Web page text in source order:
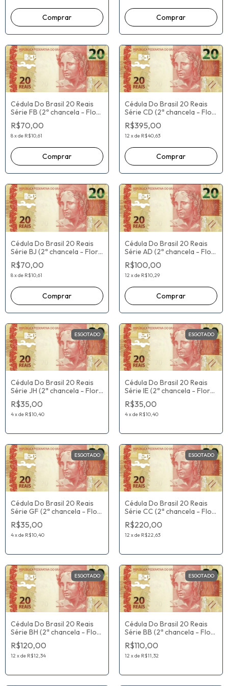
Cédula Do Brasil 20 Reais
Série FB (2ª chancela - Flor
De Estampa) Henrique de
Campos Meirelles / Ilan
Goldfajn
R$70,00
8xde R$10,61
Cédula Do Brasil 20 Reais
Série CD (2ª chancela - Flor
De Estampa) Joaquim Vieira
Ferreira Levy / Alexandre
Antonio Tombini
R$395,00
12 xde R$40,63
Cédula Do Brasil 20 Reais
Série BJ (2ª chancela - Flor
De Estampa) Guido Mantega
/ Alexandre Antonio Tombini
R$70,00
8xde R$10,61
Cédula Do Brasil 20 Reais
Série AD (2ª chancela - Flor
De Estampa) Guido Mantega
/ Alexandre Antonio Tombini
R$100,00
12 xde R$10,29
ESGOTADO
Cédula Do Brasil 20 Reais
Série JH (2ª chancela - Flor
De Estampa) Paulo Roberto
Nunes Guedes / Roberto
Campos Neto
R$35,00
4xde R$10,40
ESGOTADO
Cédula Do Brasil 20 Reais
Série IE (2ª chancela - Flor
De Estampa) Paulo Roberto
Nunes Guedes / Roberto
Campos Neto
R$35,00
4xde R$10,40
ESGOTADO
Cédula Do Brasil 20 Reais
Série GF (2ª chancela - Flor
De Estampa) Eduardo
Refinetti Guardia / Ilan
Goldfajn
R$35,00
4xde R$10,40
ESGOTADO
Cédula Do Brasil 20 Reais
Série CC (2ª chancela - Flor
De Estampa) Guido Mantega
/ Alexandre Antonio Tombini
R$220,00
12 xde R$22,63
ESGOTADO
Cédula Do Brasil 20 Reais
Série BH (2ª chancela - Flor
De Estampa) Guido Mantega
/ Alexandre Antonio Tombini
R$120,00
12 xde R$12,34
ESGOTADO
Cédula Do Brasil 20 Reais
Série BB (2ª chancela - Flor
De Estampa) Guido Mantega
/ Alexandre Antonio Tombini
R$110,00
12 xde R$11,32